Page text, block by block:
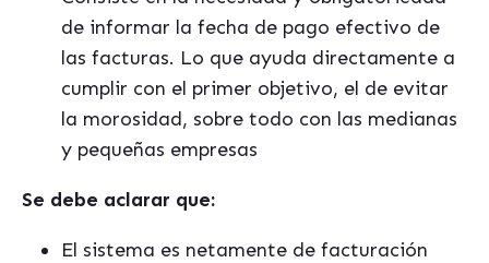
de informar la fecha de pago efectivo de
las facturas. Lo que ayuda directamente a
cumplir con el primer objetivo, el de evitar
la morosidad, sobre todo con las medianas
y pequeñas empresas
Se debe aclarar que:
El sistema es netamente de facturación